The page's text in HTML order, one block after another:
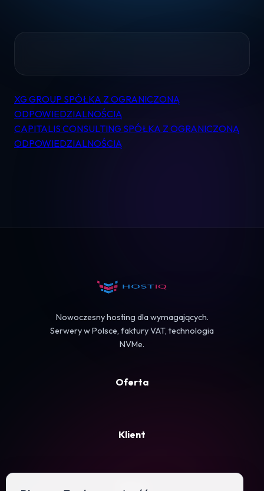
Pomoc
Kontakt
Nawigacja
wpisu
XG GROUP SPÓŁKA Z OGRANICZONĄ
ODPOWIEDZIALNOŚCIĄ
CAPITALIS CONSULTING SPÓŁKA Z OGRANICZONĄ
ODPOWIEDZIALNOŚCIĄ
Nowoczesny hosting dla wymagających.
Serwery w Polsce, faktury VAT, technologia
NVMe.
Oferta
Klient
Firma